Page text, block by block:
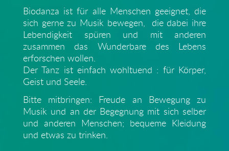
Biodanza ist für alle Menschen geeignet, die
sich gerne zu Musik bewegen, die dabei ihre
Lebendigkeit spüren und mit anderen
zusammen das Wunderbare des Lebens
erforschen wollen.
Der Tanz ist einfach wohltuend : für Körper,
Geist und Seele.
Bitte mitbringen: Freude an Bewegung zu
Musik und an der Begegnung mit sich selber
und anderen Menschen; bequeme Kleidung
und etwas zu trinken.